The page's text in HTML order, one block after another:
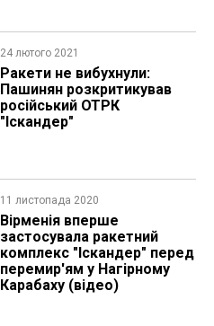
24 лютого 2021
Ракети не вибухнули:
Пашинян розкритикував
російський ОТРК
"Іскандер"
11 листопада 2020
Вірменія вперше
застосувала ракетний
комплекс "Іскандер" перед
перемир'ям у Нагірному
Карабаху (відео)